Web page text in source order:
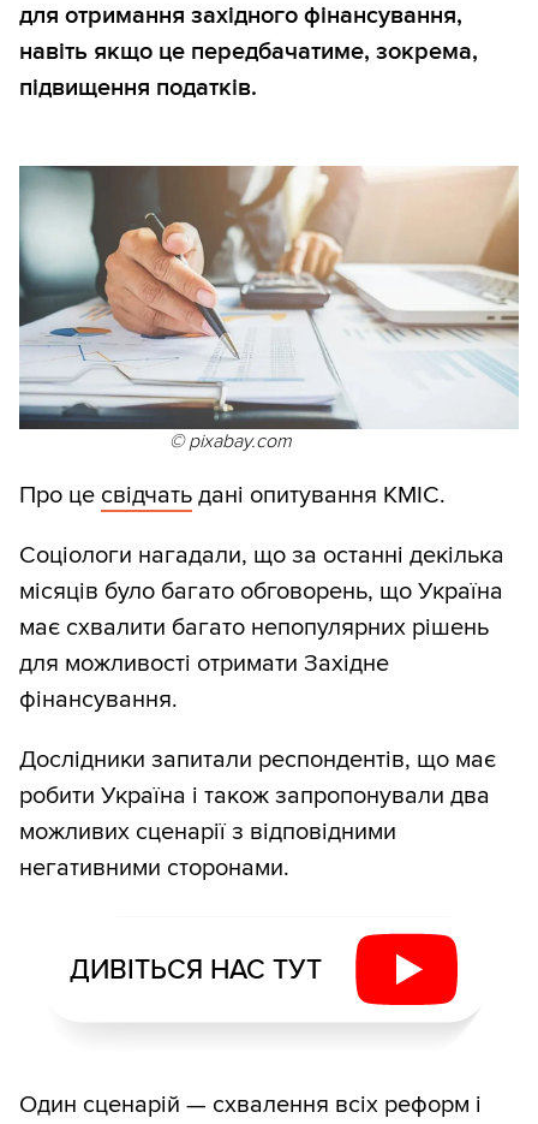
для отримання західного фінансування,
навіть якщо це передбачатиме, зокрема,
підвищення податків.
© pixabay.com
Про це свідчать дані опитування КМІС.
Соціологи нагадали, що за останні декілька
місяців було багато обговорень, що Україна
має схвалити багато непопулярних рішень
для можливості отримати Західне
фінансування.
Дослідники запитали респондентів, що має
робити Україна і також запропонували два
можливих сценарії з відповідними
негативними сторонами.
ДИВІТЬСЯ НАС ТУТ
Один сценарій — схвалення всіх реформ і